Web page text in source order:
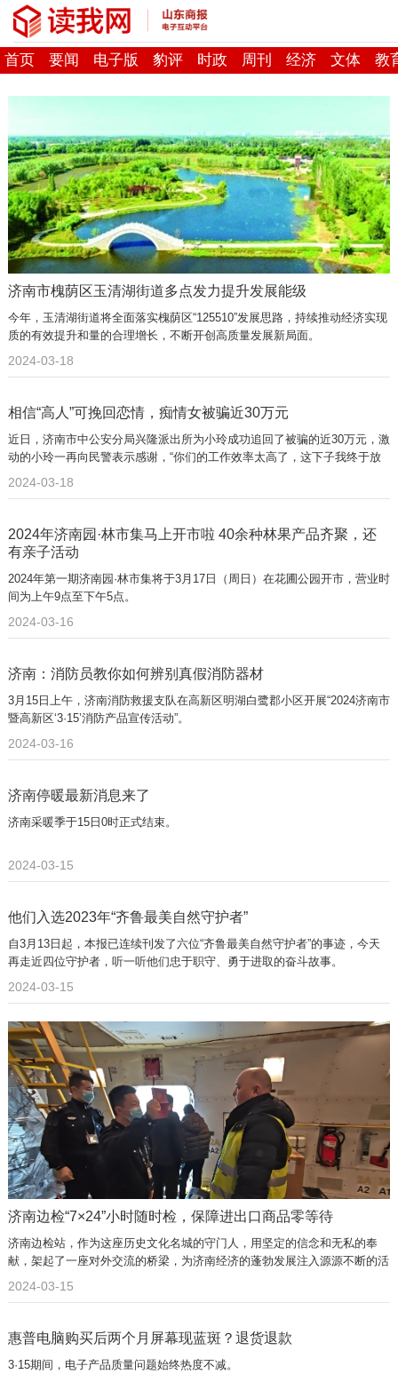
首页 要闻 电子版 豹评 时政 周刊 经济 文体 教
济南市槐荫区玉清湖街道多点发力提升发展能级
今年，玉清湖街道将全面落实槐荫区“125510”发展思路，持续推动经济实现
质的有效提升和量的合理增长，不断开创高质量发展新局面。
2024-03-18
相信“高人”可挽回恋情，痴情女被骗近30万元
近日，济南市中公安分局兴隆派出所为小玲成功追回了被骗的近30万元，激
动的小玲一再向民警表示感谢，“你们的工作效率太高了，这下子我终于放
心了，给你们点赞。”
2024-03-18
2024年济南园·林市集马上开市啦 40余种林果产品齐聚，还
有亲子活动
2024年第一期济南园·林市集将于3月17日（周日）在花圃公园开市，营业时
间为上午9点至下午5点。
2024-03-16
济南：消防员教你如何辨别真假消防器材
3月15日上午，济南消防救援支队在高新区明湖白鹭郡小区开展“2024济南市
暨高新区‘3·15’消防产品宣传活动”。
2024-03-16
济南停暖最新消息来了
济南采暖季于15日0时正式结束。
2024-03-15
他们入选2023年“齐鲁最美自然守护者”
自3月13日起，本报已连续刊发了六位“齐鲁最美自然守护者”的事迹，今天
再走近四位守护者，听一听他们忠于职守、勇于进取的奋斗故事。
2024-03-15
济南边检“7×24”小时随时检，保障进出口商品零等待
济南边检站，作为这座历史文化名城的守门人，用坚定的信念和无私的奉
献，架起了一座对外交流的桥梁，为济南经济的蓬勃发展注入源源不断的活
力。
2024-03-15
惠普电脑购买后两个月屏幕现蓝斑？退货退款
3·15期间，电子产品质量问题始终热度不减。